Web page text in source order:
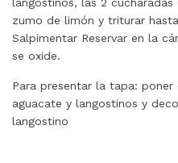
zumo de limón y triturar
Salpimentar Reservar en la
se oxide.
Para presentar la tapa:
aguacate y langostinos y
langostino